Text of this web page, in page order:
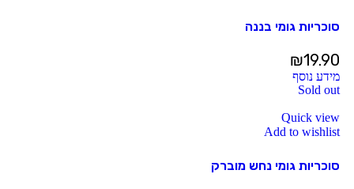
סוכריות גומי בננה
₪19.90
מידע נוסף
Sold out
Quick view
Add to wishlist
סוכריות גומי נחש מוברק